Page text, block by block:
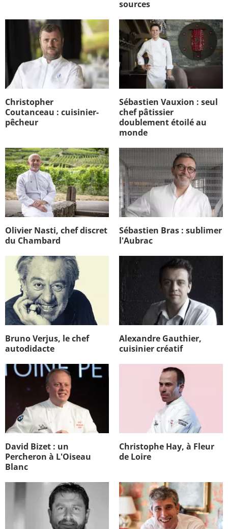
sources
Christopher
Coutanceau : cuisinier-
pêcheur
Sébastien Vauxion : seul
chef pâtissier
doublement étoilé au
monde
Olivier Nasti, chef discret
du Chambard
Sébastien Bras : sublimer
l'Aubrac
Bruno Verjus, le chef
autodidacte
Alexandre Gauthier,
cuisinier créatif
David Bizet : un
Percheron à L'Oiseau
Blanc
Christophe Hay, à Fleur
de Loire